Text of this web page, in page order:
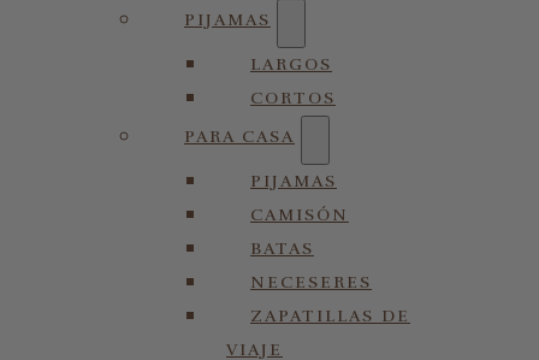
PIJAMAS
LARGOS
CORTOS
PARA CASA
PIJAMAS
CAMISÓN
BATAS
NECESERES
ZAPATILLAS DE
VIAJE